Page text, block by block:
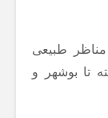
طبیعی
تا بوشهر و